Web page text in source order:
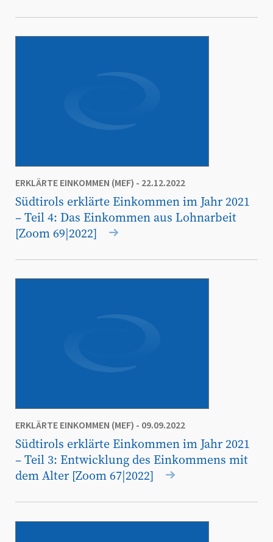
ERKLÄRTE EINKOMMEN (MEF) - 22.12.2022
Südtirols erklärte Einkommen im Jahr 2021
– Teil 4: Das Einkommen aus Lohnarbeit
[Zoom 69|2022]
ERKLÄRTE EINKOMMEN (MEF) - 09.09.2022
Südtirols erklärte Einkommen im Jahr 2021
– Teil 3: Entwicklung des Einkommens mit
dem Alter [Zoom 67|2022]